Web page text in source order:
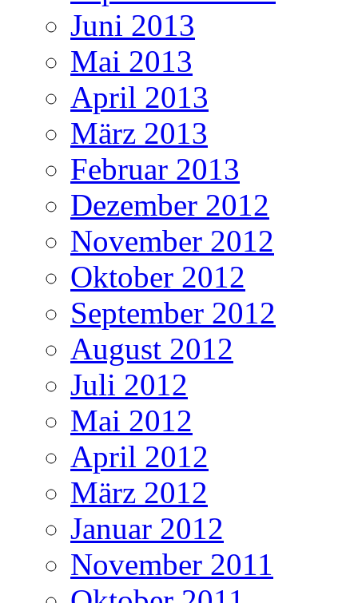
Juni 2013
Mai 2013
April 2013
März 2013
Februar 2013
Dezember 2012
November 2012
Oktober 2012
September 2012
August 2012
Juli 2012
Mai 2012
April 2012
März 2012
Januar 2012
November 2011